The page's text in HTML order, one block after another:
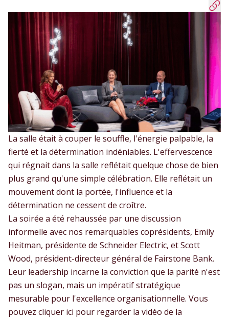
La salle était à couper le souffle, l'énergie palpable, la
fierté et la détermination indéniables. L'effervescence
qui régnait dans la salle reflétait quelque chose de bien
plus grand qu'une simple célébration. Elle reflétait un
mouvement dont la portée, l'influence et la
détermination ne cessent de croître.
La soirée a été rehaussée par une discussion
informelle avec nos remarquables coprésidents, Emily
Heitman, présidente de Schneider Electric, et Scott
Wood, président-directeur général de Fairstone Bank.
Leur leadership incarne la conviction que la parité n'est
pas un slogan, mais un impératif stratégique
mesurable pour l'excellence organisationnelle. Vous
pouvez cliquer ici pour regarder la vidéo de la